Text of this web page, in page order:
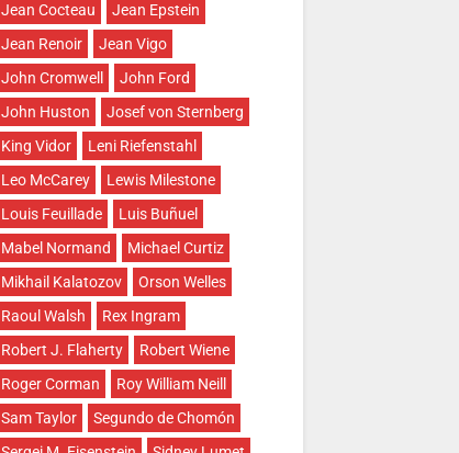
Jean Cocteau
Jean Epstein
Jean Renoir
Jean Vigo
John Cromwell
John Ford
John Huston
Josef von Sternberg
King Vidor
Leni Riefenstahl
Leo McCarey
Lewis Milestone
Louis Feuillade
Luis Buñuel
Mabel Normand
Michael Curtiz
Mikhail Kalatozov
Orson Welles
Raoul Walsh
Rex Ingram
Robert J. Flaherty
Robert Wiene
Roger Corman
Roy William Neill
Sam Taylor
Segundo de Chomón